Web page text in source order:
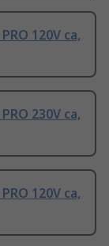
120V ca,
230V ca,
120V ca,